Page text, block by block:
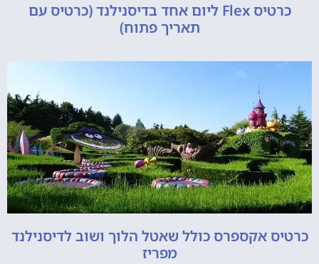
כרטיס Flex ליום אחד בדיסנילנד (כרטיס עם
תאריך פתוח)
כרטיס אקספרס כולל שאטל הלוך ושוב לדיסנילנד
מפריז